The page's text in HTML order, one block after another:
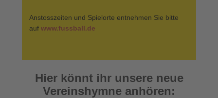
Anstosszeiten und Spielorte entnehmen Sie bitte
auf www.fussball.de
Hier könnt ihr unsere neue
Vereinshymne anhören: